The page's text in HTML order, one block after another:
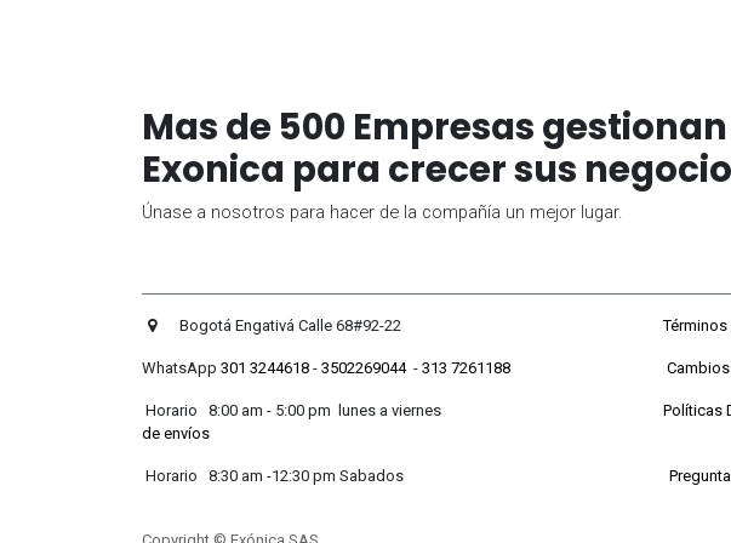
Mas de 500 Empresas
Exonica para crecer sus
Únase a nosotros para hacer de la compañía un mejor lugar.
Bogotá Engativá Calle 68#92-22
WhatsApp 301 3244618 - 3502269044- 313 7261188
Horario 8:00 am - 5:00 pm lunes a viernes Políticas
de envíos
Horario 8:30 am -12:30 pm Sabados